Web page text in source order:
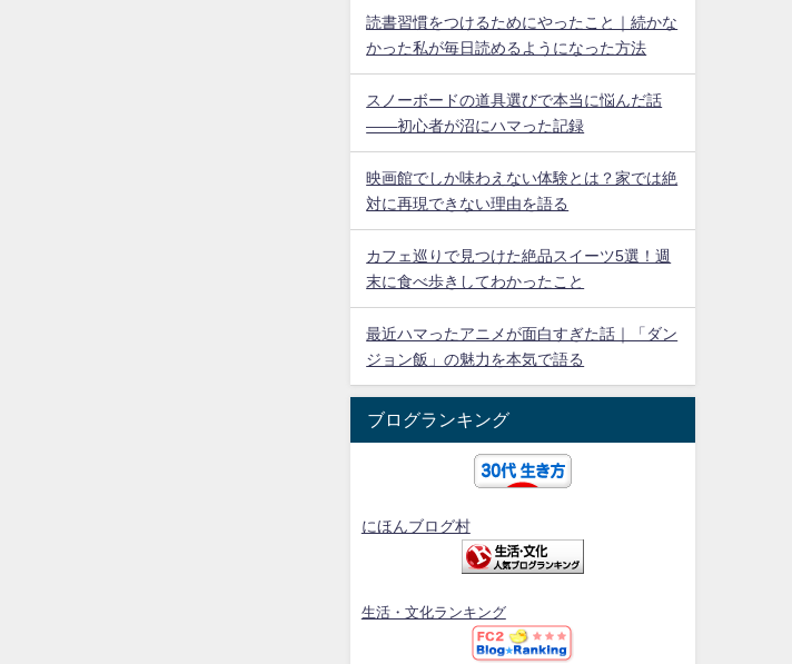
読書習慣をつけるためにやったこと｜続かな
かった私が毎日読めるようになった方法
スノーボードの道具選びで本当に悩んだ話
——初心者が沼にハマった記録
映画館でしか味わえない体験とは？家では絶
対に再現できない理由を語る
カフェ巡りで見つけた絶品スイーツ5選！週
末に食べ歩きしてわかったこと
最近ハマったアニメが面白すぎた話｜「ダン
ジョン飯」の魅力を本気で語る
ブログランキング
にほんブログ村
生活・文化ランキング